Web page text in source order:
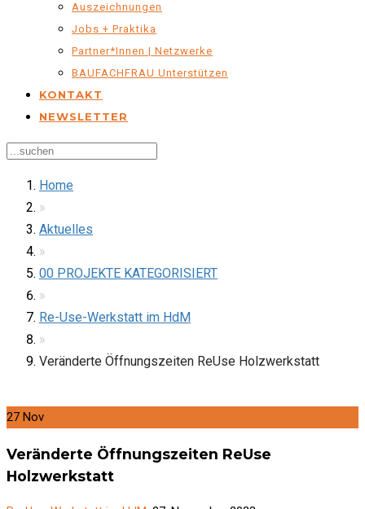
Auszeichnungen
Jobs + Praktika
Partner*innen | Netzwerke
BAUFACHFRAU Unterstützen
KONTAKT
NEWSLETTER
Home
»
Aktuelles
»
00 PROJEKTE KATEGORISIERT
»
Re-Use-Werkstatt im HdM
»
Veränderte Öffnungszeiten ReUse Holzwerkstatt
27 Nov
Veränderte Öffnungszeiten ReUse
Holzwerkstatt